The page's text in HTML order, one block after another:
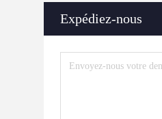
Expédiez-nous